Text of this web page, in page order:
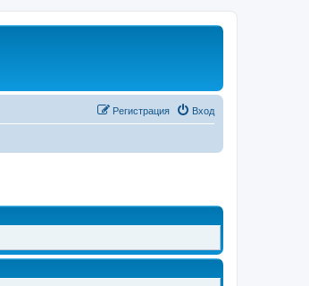
Вход
Регистрация